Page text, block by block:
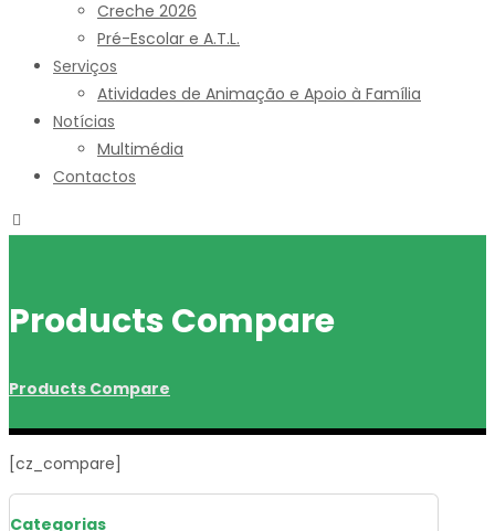
Creche 2026
Pré-Escolar e A.T.L.
Serviços
Atividades de Animação e Apoio à Família
Notícias
Multimédia
Contactos
Products Compare
Products Compare
[cz_compare]
Categorias